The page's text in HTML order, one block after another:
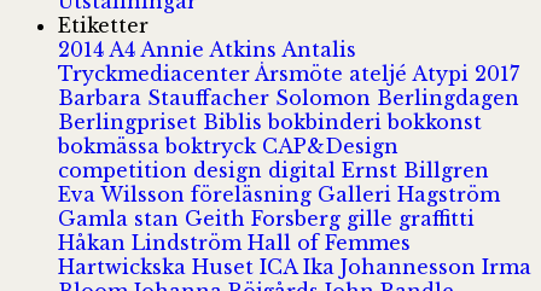
Etiketter
2014 A4 Annie Atkins Antalis
Tryckmediacenter Årsmöte ateljé Atypi 2017
Barbara Stauffacher Solomon Berlingdagen
Berlingpriset Biblisbokbinderibokkonst
bokmässaboktryck CAP&Design
competition design digital Ernst Billgren
Eva Wilsson föreläsning Galleri Hagström
Gamla stan Geith Forsberg gille graffitti
Håkan Lindström Hall of Femmes
Hartwickska Huset ICA Ika Johannesson Irma